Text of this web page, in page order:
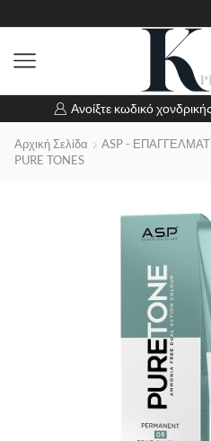
Ανοίξτε κωδικό χονδρικής
Αρχική Σελίδα ASP -
PURE TONES